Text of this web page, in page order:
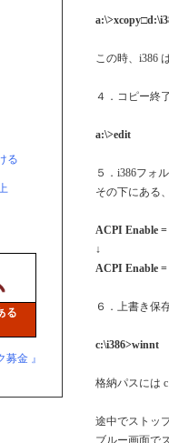
る
募金 』
この時、i386
４．コピー終
a:\>edit
５．i386フォ
その下にある
ACPI Enable =
↓
ACPI Enable =
６．上書き保
c:\i386>winnt
格納パスには
途中でストッ
ブルー画面で